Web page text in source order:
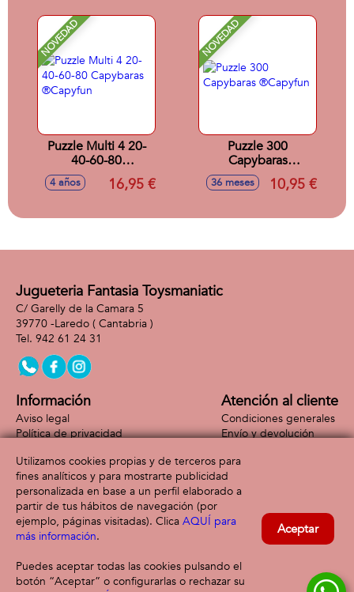
NOVEDAD
Puzzle Multi 4 20-
40-60-80
Capybaras
®Capyfun
4 años 16,95 €
NOVEDAD
Puzzle 300
Capybaras
®Capyfun
36 meses 10,95 €
Jugueteria Fantasia Toysmaniatic
C/ Garelly de la Camara 5
39770 -Laredo ( Cantabria )
942 61 24 31
Información
Aviso legal
Política de privacidad
Atención al cliente
Condiciones generales
Envío y devolución
Formas de pago
Utilizamos cookies propias y de terceros para
fines analíticos y para mostrarte publicidad
personalizada en base a un perfil elaborado a
partir de tus hábitos de navegación (por
ejemplo, páginas visitadas). Clica AQUÍ para
más información.
Puedes aceptar todas las cookies pulsando el
botón “Aceptar” o configurarlas o rechazar su
Aceptar